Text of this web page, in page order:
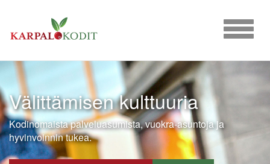
sisältöön
Valikko
painike
Välittämisen kulttuuria
Kodinomaista palveluasumista, vuokra-asuntoja ja
hyvinvoinnin tukea.